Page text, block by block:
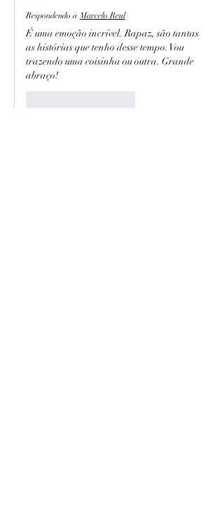
Respondendo a Marcelo Reul
É uma emoção incrível. Rapaz, são tantas
as histórias que tenho desse tempo. Vou
trazendo uma coisinha ou outra. Grande
abraço!